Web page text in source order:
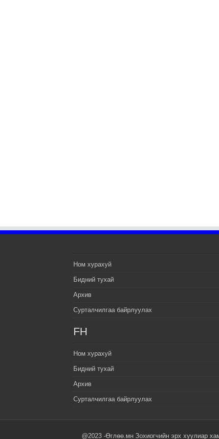
Ном хурахуй
Бидний тухай
Архив
Сурталчилгаа байрлуулах
FH
Ном хурахуй
Бидний тухай
Архив
Сурталчилгаа байрлуулах
@2023 -Өглөө.мн Зохиогчийн эрх хуулиар